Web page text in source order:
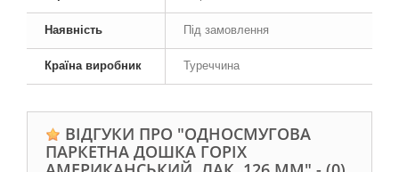
Наявність Під замовлення
Країна виробник Туреччина
ВІДГУКИ ПРО "ОДНОСМУГОВА
ПАРКЕТНА ДОШКА ГОРІХ